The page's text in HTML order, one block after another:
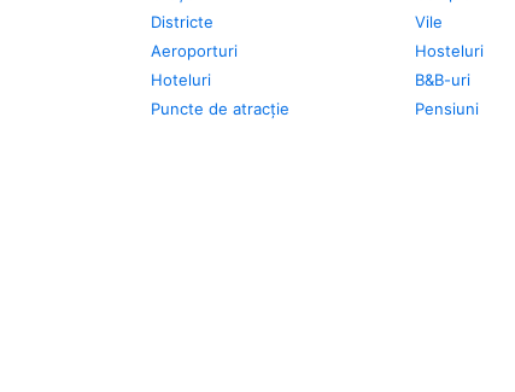
Districte
Aeroporturi
Hoteluri
Puncte de atracţie
Vile
Hosteluri
B&B-uri
Pensiuni